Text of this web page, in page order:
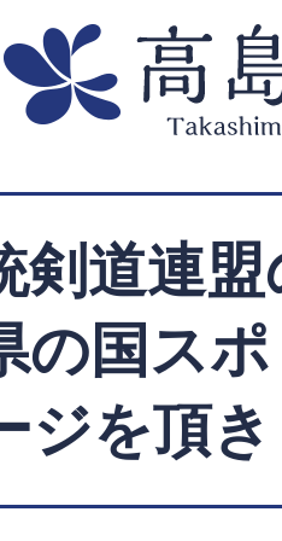
剣道連
の国ス
ジを頂